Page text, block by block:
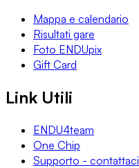
Mappa e calendario
Risultati gare
Foto ENDUpix
Gift Card
Link Utili
ENDU4team
One Chip
Supporto - contattaci